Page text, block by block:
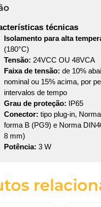
técnicas
Isolamento para alta
(180°C)
Tensão: 24VCC OU 48VCA
Faixa de tensão: de 10%
nominal ou 15% acima, por
intervalos de tempo
Grau de proteção: IP65
Conector: tipo plug-in,
forma B (PG9) e Norma
8 mm)
Potência: 3 W